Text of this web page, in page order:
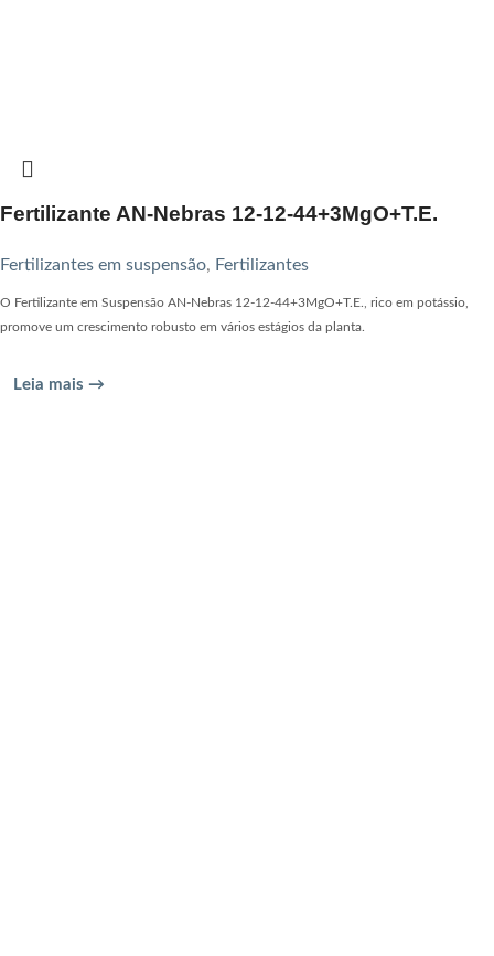
Fertilizante AN-Nebras 12-12-44+3MgO+T.E.
Fertilizantes em suspensão, Fertilizantes
O Fertilizante em Suspensão AN-Nebras 12-12-44+3MgO+T.E., rico em potássio,
promove um crescimento robusto em vários estágios da planta.
Leia mais →